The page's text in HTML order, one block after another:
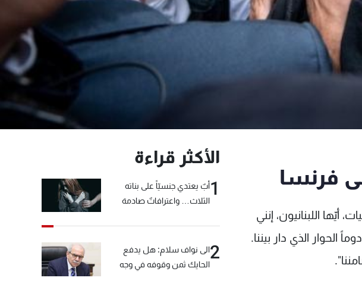
فرنسا
أيّها اللبنانيون، إنني
الذي دار بيننا.
الأكثر قراءة
1أبٌ يعتدي جنسيّاً على بناته
الثلاث… واعترافاتٌ صادمة
2الى نواف سلام: هل يدفع
الحايك ثمن وقوفه في وجه